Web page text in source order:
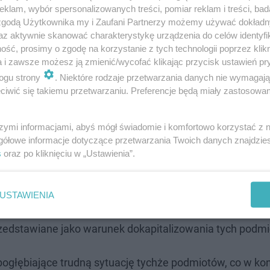
73 milionów złotych.
grupy były czynności polegające na pozyskiwaniu
i innego mienia od szeregu podmiotów
upadłość, następnie wprowadzanie do ich
jako warunek dokapitalizowania tych
trudną sytuację tychże podmiotów, co w
wybór spersonalizowanych treści, pomiar reklam i treści,
Użytkownika my i Zaufani Partnerzy możemy używać
aktywnie skanować charakterystykę urządzenia do celów
prosimy o zgodę na korzystanie z tych technologii poprzez
i zawsze możesz ją zmienić/wycofać klikając przycisk ustawień
strony
. Niektóre rodzaje przetwarzania danych nie
się takiemu przetwarzaniu. Preferencje będą miały
informacjami, abyś mógł świadomie i komfortowo korzystać z
informacje dotyczące przetwarzania Twoich danych
oraz po kliknięciu w „Ustawienia”.
USTAWIENIA